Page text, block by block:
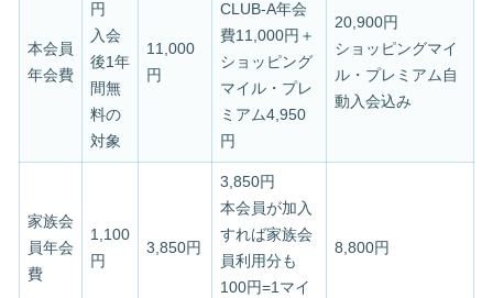
本会員
年会費
円
入会
後1年
間無
料の
対象
11,000
円
CLUB-A年会
費11,000円＋
ショッピング
マイル・プレ
ミアム4,950
円
20,900円
ショッピングマイ
ル・プレミアム自
動入会込み
家族会
員年会
費
1,100
円
3,850円
3,850円
本会員が加入
すれば家族会
員利用分も
100円=1マイ
8,800円